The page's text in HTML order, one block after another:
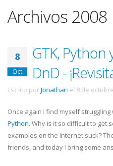
Archivos 2008
8
Oct
GTK, Python
DnD -
Escrito porJonathan el 8 de
Once again I find myself
Python. Why is it so difficult to get
examples on the Internet suck?
friends, and today I bring some